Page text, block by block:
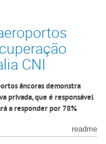
CNI
âncoras demonstra
privada, que é responsável
a responder por 78%
readme